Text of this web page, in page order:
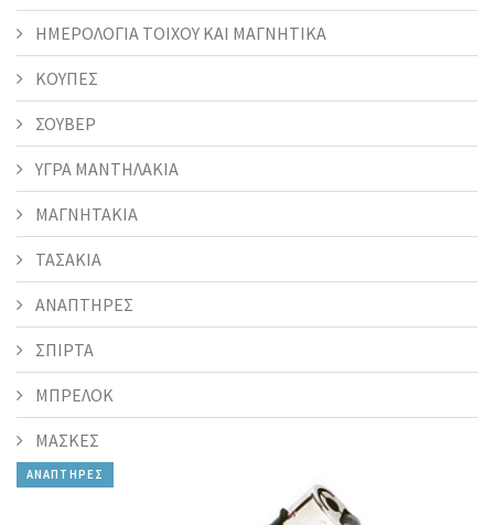
ΗΜΕΡΟΛΟΓΙΑ ΤΟΙΧΟΥ ΚΑΙ ΜΑΓΝΗΤΙΚΑ
ΚΟΥΠΕΣ
ΣΟΥΒΕΡ
ΥΓΡΑ ΜΑΝΤΗΛΑΚΙΑ
ΜΑΓΝΗΤΑΚΙΑ
ΤΑΣΑΚΙΑ
ΑΝΑΠΤΗΡΕΣ
ΣΠΙΡΤΑ
ΜΠΡΕΛΟΚ
ΜΑΣΚΕΣ
ΑΝΑΠΤΗΡΕΣ